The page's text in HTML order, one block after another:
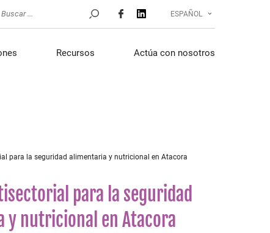
ESPAÑOL
Recursos Actúa con nosotros
para la seguridad alimentaria y nutricional en Atacora
para la seguridad
y nutricional en Atacora